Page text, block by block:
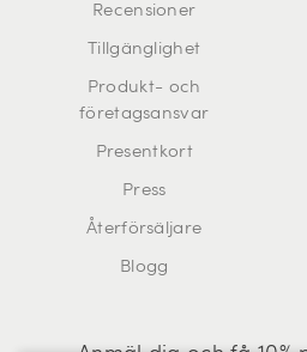
Recensioner
Tillgänglighet
Produkt- och
företagsansvar
Presentkort
Press
Återförsäljare
Blogg